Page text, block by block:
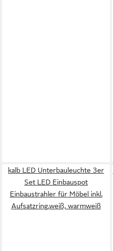
kalb LED Unterbauleuchte 3er
Set LED Einbauspot
Einbaustrahler für Möbel inkl.
Aufsatzring,weiß, warmweiß